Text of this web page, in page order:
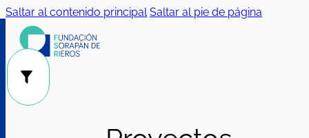
Saltar al contenido principal Saltar al pie de página